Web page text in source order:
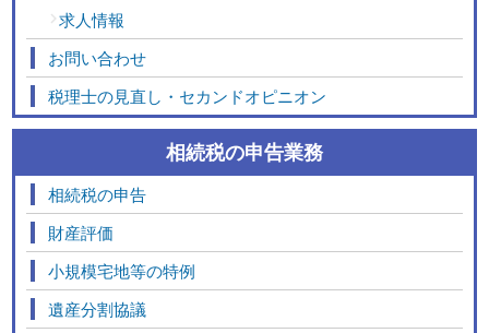
求人情報
お問い合わせ
税理士の見直し・セカンドオピニオン
相続税の申告業務
相続税の申告
財産評価
小規模宅地等の特例
遺産分割協議